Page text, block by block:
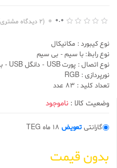
ت
ی
ا
ز
د
ه
ی
.
0
ز
ا
س
0.0
(
2 دیدگاه
نوع کیبورد : مکانیکال
نوع رابط: با سیم - بی سیم
نوع اتصال : پورت USB - دانگل USB - بلوتوث
نورپردازی : RGB
تعداد کلید : 83 عدد
وضعیت کالا : ناموجود
گارانتی تعویض
بدون قیمت